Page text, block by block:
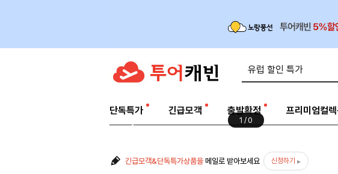
단독특가 긴급모객 출발확정 프리미엄컬
1 /0
긴급모객&단독특가상품을 메일로 받아보세요 신청하기